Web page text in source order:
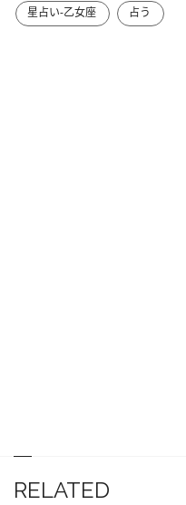
星占い-乙女座
占う
RELATED